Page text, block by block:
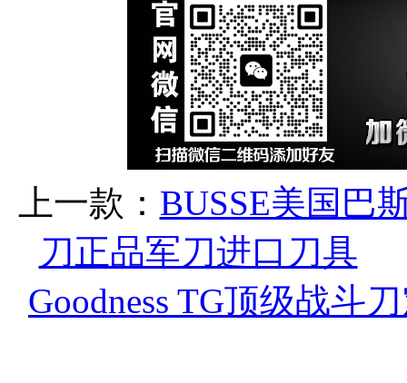
上一款： BUSSE美国巴
刀正品军刀进口刀具
Goodness TG顶级战斗